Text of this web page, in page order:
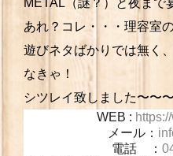
METAL（謎？）と夜まで
あれ？コレ・・・理容室
遊びネタばかりでは無く
なきゃ！
シツレイ致しました〜〜
WEB :
メール：
電話 ：